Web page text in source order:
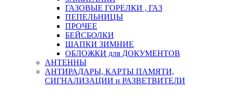
ГАЗОВЫЕ ГОРЕЛКИ , ГАЗ
ПЕПЕЛЬНИЦЫ
ПРОЧЕЕ
БЕЙСБОЛКИ
ШАПКИ ЗИМНИЕ
ОБЛОЖКИ для ДОКУМЕНТОВ
АНТЕННЫ
АНТИРАДАРЫ, КАРТЫ ПАМЯТИ,
СИГНАЛИЗАЦИИ и РАЗВЕТВИТЕЛИ